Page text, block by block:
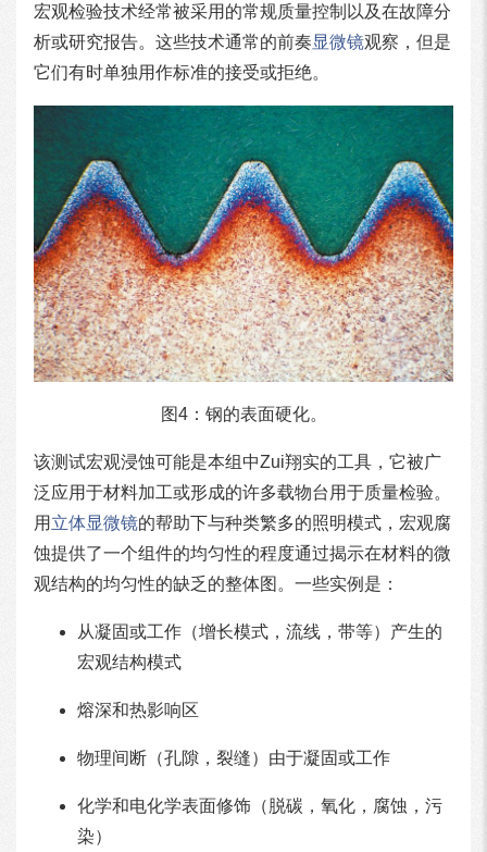
宏观检验技术经常被采用的常规质量控制以及在故障分
析或研究报告。这些技术通常的前奏显微镜观察，但是
它们有时单独用作标准的接受或拒绝。
图4：钢的表面硬化。
该测试宏观浸蚀可能是本组中Zui翔实的工具，它被广
泛应用于材料加工或形成的许多载物台用于质量检验。
用 立体显微镜的帮助下与种类繁多的照明模式，宏观腐
蚀提供了一个组件的均匀性的程度通过揭示在材料的微
观结构的均匀性的缺乏的整体图。一些实例是：
从凝固或工作（增长模式，流线，带等）产生的
宏观结构模式
熔深和热影响区
物理间断（孔隙，裂缝）由于凝固或工作
化学和电化学表面修饰（脱碳，氧化，腐蚀，污
染）